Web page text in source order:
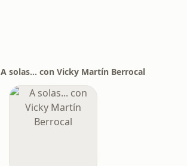
A solas... con Vicky Martín Berrocal